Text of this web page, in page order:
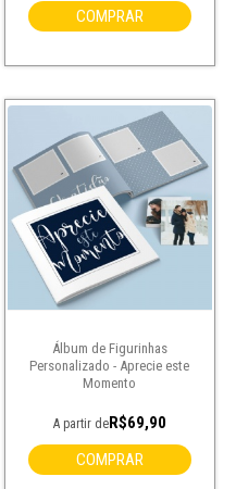
COMPRAR
Álbum de Figurinhas
Personalizado - Aprecie este
Momento
A partir deR$69,90
COMPRAR